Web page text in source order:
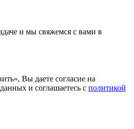
и мы свяжемся с вами в
Вы даете согласие на
и соглашаетесь с политикой